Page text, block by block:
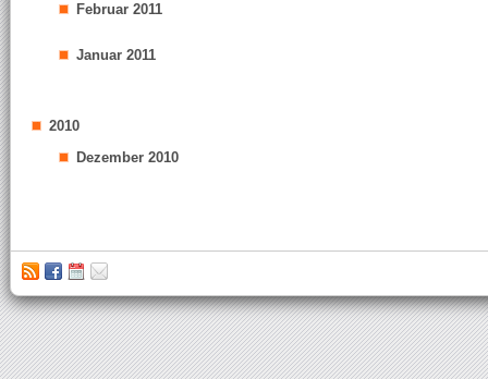
Februar 2011
Januar 2011
2010
Dezember 2010